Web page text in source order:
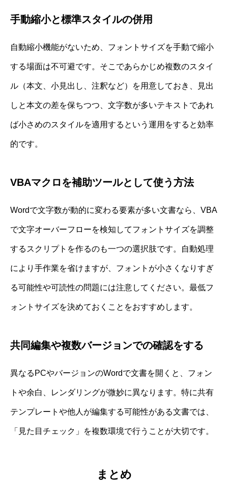
手動縮小と標準スタイルの併用
自動縮小機能がないため、フォントサイズを手動で縮小
する場面は不可避です。そこであらかじめ複数のスタイ
ル（本文、小見出し、注釈など）を用意しておき、見出
しと本文の差を保ちつつ、文字数が多いテキストであれ
ば小さめのスタイルを適用するという運用をすると効率
的です。
VBAマクロを補助ツールとして使う方法
Wordで文字数が動的に変わる要素が多い文書なら、VBA
で文字オーバーフローを検知してフォントサイズを調整
するスクリプトを作るのも一つの選択肢です。自動処理
により手作業を省けますが、フォントが小さくなりすぎ
る可能性や可読性の問題には注意してください。最低フ
ォントサイズを決めておくことをおすすめします。
共同編集や複数バージョンでの確認をする
異なるPCやバージョンのWordで文書を開くと、フォン
トや余白、レンダリングが微妙に異なります。特に共有
テンプレートや他人が編集する可能性がある文書では、
「見た目チェック」を複数環境で行うことが大切です。
まとめ